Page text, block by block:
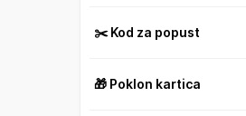
✂️ Kod za popust
🎁 Poklon kartica